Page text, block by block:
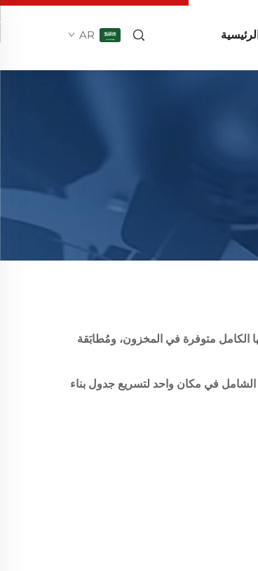
AR
الكامل متوفرة في المخزون، ومُطابَقة
الشامل في مكان واحد لتسريع جدول بناء